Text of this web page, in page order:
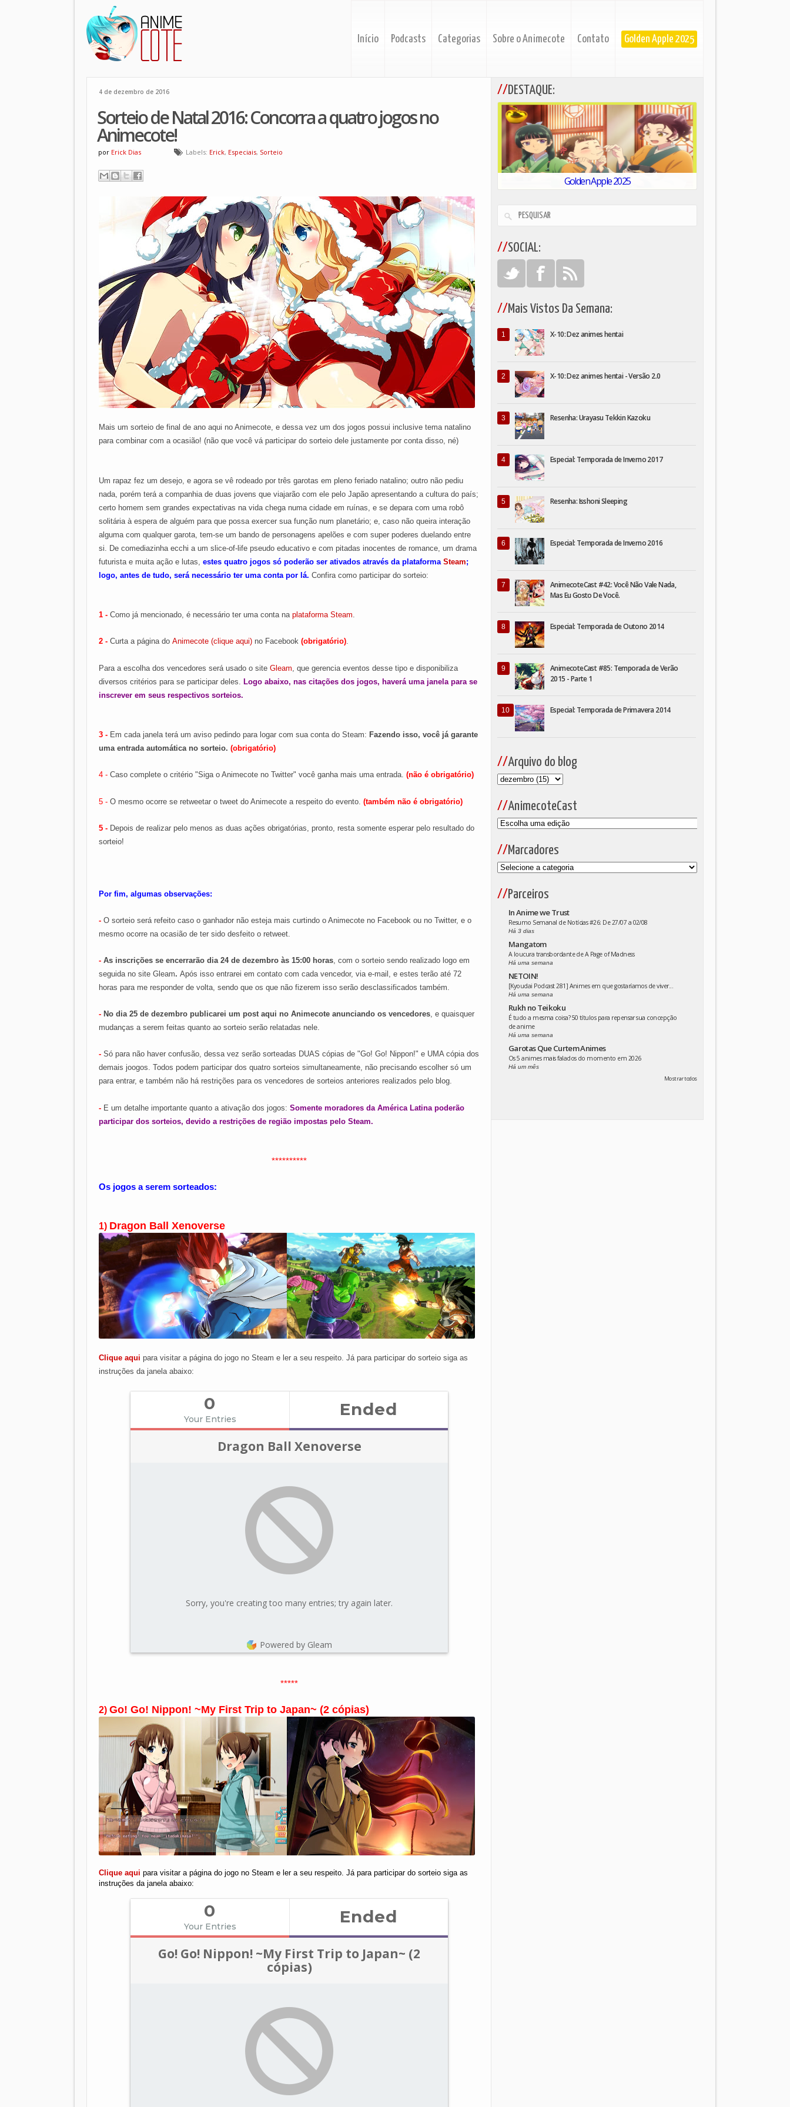
Início Podcasts Categorias Sobre o Animecote Contato Golden Apple 2025
4 de dezembro de 2016
Sorteio de Natal 2016: Concorra a quatro jogos no
Animecote!
por Erick Dias Labels: Erick, Especiais, Sorteio
Mais um sorteio de final de ano aqui no Animecote, e dessa vez um dos jogos possui inclusive tema natalino
para combinar com a ocasião! (não que você vá participar do sorteio dele justamente por conta disso, né)
Um rapaz fez um desejo, e agora se vê rodeado por três garotas em pleno feriado natalino; outro não pediu
nada, porém terá a companhia de duas jovens que viajarão com ele pelo Japão apresentando a cultura do país;
certo homem sem grandes expectativas na vida chega numa cidade em ruínas, e se depara com uma robô
solitária à espera de alguém para que possa exercer sua função num planetário; e, caso não queira interação
alguma com qualquer garota, tem-se um bando de personagens apelões e com super poderes duelando entre
si. De comediazinha ecchi a um slice-of-life pseudo educativo e com pitadas inocentes de romance, um drama
futurista e muita ação e lutas, estes quatro jogos só poderão ser ativados através da plataforma Steam;
logo, antes de tudo, será necessário ter uma conta por lá. Confira como participar do sorteio:
1 - Como já mencionado, é necessário ter uma conta na plataforma Steam.
2 - Curta a página do Animecote (clique aqui) no Facebook (obrigatório).
Para a escolha dos vencedores será usado o site Gleam, que gerencia eventos desse tipo e disponibiliza
diversos critérios para se participar deles. Logo abaixo, nas citações dos jogos, haverá uma janela para se
inscrever em seus respectivos sorteios.
3 - Em cada janela terá um aviso pedindo para logar com sua conta do Steam: Fazendo isso, você já garante
uma entrada automática no sorteio. (obrigatório)
4 - Caso complete o critério "Siga o Animecote no Twitter" você ganha mais uma entrada. (não é obrigatório)
5 - O mesmo ocorre se retweetar o tweet do Animecote a respeito do evento. (também não é obrigatório)
5 - Depois de realizar pelo menos as duas ações obrigatórias, pronto, resta somente esperar pelo resultado do
sorteio!
Por fim, algumas observações:
- O sorteio será refeito caso o ganhador não esteja mais curtindo o Animecote no Facebook ou no Twitter, e o
mesmo ocorre na ocasião de ter sido desfeito o retweet.
- As inscrições se encerrarão dia 24 de dezembro às 15:00 horas, com o sorteio sendo realizado logo em
seguida no site Gleam. Após isso entrarei em contato com cada vencedor, via e-mail, e estes terão até 72
horas para me responder de volta, sendo que os que não fizerem isso serão desclassificados também.
- No dia 25 de dezembro publicarei um post aqui no Animecote anunciando os vencedores, e quaisquer
mudanças a serem feitas quanto ao sorteio serão relatadas nele.
- Só para não haver confusão, dessa vez serão sorteadas DUAS cópias de "Go! Go! Nippon!" e UMA cópia dos
demais joogos. Todos podem participar dos quatro sorteios simultaneamente, não precisando escolher só um
para entrar, e também não há restrições para os vencedores de sorteios anteriores realizados pelo blog.
- E um detalhe importante quanto a ativação dos jogos: Somente moradores da América Latina poderão
participar dos sorteios, devido a restrições de região impostas pelo Steam.
**********
Os jogos a serem sorteados:
1) Dragon Ball Xenoverse
Clique aqui para visitar a página do jogo no Steam e ler a seu respeito. Já para participar do sorteio siga as
instruções da janela abaixo:
*****
2) Go! Go! Nippon! ~My First Trip to Japan~ (2 cópias)
Clique aqui para visitar a página do jogo no Steam e ler a seu respeito. Já para participar do sorteio siga as
instruções da janela abaixo:
DESTAQUE:
Golden Apple 2025
SOCIAL:
Mais Vistos Da Semana:
X-10: Dez animes hentai
X-10: Dez animes hentai - Versão 2.0
Resenha: Urayasu Tekkin Kazoku
Especial: Temporada de Inverno 2017
Resenha: Isshoni Sleeping
Especial: Temporada de Inverno 2016
AnimecoteCast #42: Você Não Vale Nada,
Mas Eu Gosto De Você.
Especial: Temporada de Outono 2014
AnimecoteCast #85: Temporada de Verão
2015 - Parte 1
Especial: Temporada de Primavera 2014
Arquivo do blog
AnimecoteCast
Marcadores
Parceiros
In Anime we Trust
Resumo Semanal de Notícias #26: De 27/07 a 02/08
Há 3 dias
Mangatom
A loucura transbordante de A Page of Madness
Há uma semana
NETOIN!
[Kyoudai Podcast 281] Animes em que gostaríamos de viver...
Há uma semana
Rukh no Teikoku
É tudo a mesma coisa? 50 títulos para repensar sua concepção
de anime
Há uma semana
Garotas Que Curtem Animes
Os 5 animes mais falados do momento em 2026
Há um mês
Mostrar todos